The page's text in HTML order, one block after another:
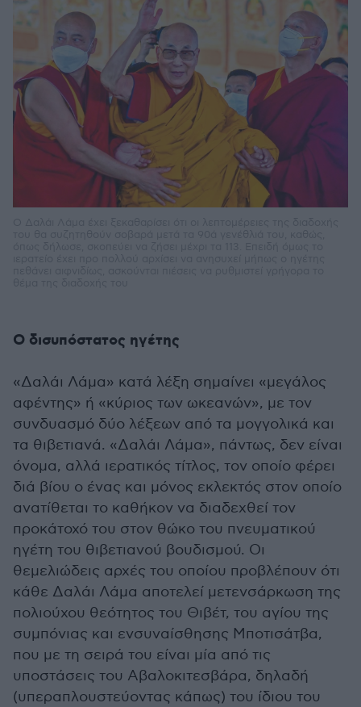
Ο δισυπόστατος ηγέτης
«Δαλάι Λάμα» κατά λέξη σημαίνει «μεγάλος
αφέντης» ή «κύριος των ωκεανών», με τον
συνδυασμό δύο λέξεων από τα μογγολικά και
τα θιβετιανά. «Δαλάι Λάμα», πάντως, δεν είναι
όνομα, αλλά ιερατικός τίτλος, τον οποίο φέρει
διά βίου ο ένας και μόνος εκλεκτός στον οποίο
ανατίθεται το καθήκον να διαδεχθεί τον
προκάτοχό του στον θώκο του πνευματικού
ηγέτη του θιβετιανού βουδισμού. Οι
θεμελιώδεις αρχές του οποίου προβλέπουν ότι
κάθε Δαλάι Λάμα αποτελεί μετενσάρκωση της
πολιούχου θεότητος του Θιβέτ, του αγίου της
συμπόνιας και ενσυναίσθησης Μποτισάτβα,
που με τη σειρά του είναι μία από τις
υποστάσεις του Αβαλοκιτεσβάρα, δηλαδή
(υπεραπλουστεύοντας κάπως) του ίδιου του